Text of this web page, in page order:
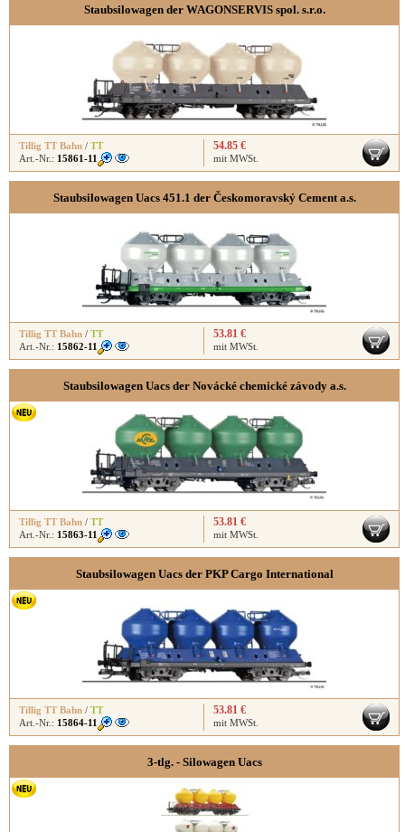
Staubsilowagen der WAGONSERVIS spol. s.r.o.
Tillig TT Bahn / TT
Art.-Nr.: 15861-11
54.85 €
mit MWSt.
Staubsilowagen Uacs 451.1 der Českomoravský Cement a.s.
Tillig TT Bahn / TT
Art.-Nr.: 15862-11
53.81 €
mit MWSt.
Staubsilowagen Uacs der Novácké chemické závody a.s.
Tillig TT Bahn / TT
Art.-Nr.: 15863-11
53.81 €
mit MWSt.
Staubsilowagen Uacs der PKP Cargo International
Tillig TT Bahn / TT
Art.-Nr.: 15864-11
53.81 €
mit MWSt.
3-tlg. - Silowagen Uacs